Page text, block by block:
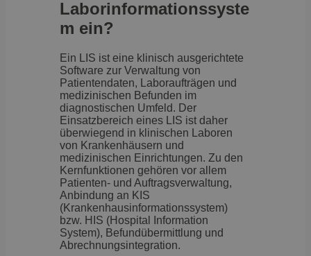
Laborinformationssyste
m ein?
Ein LIS ist eine klinisch ausgerichtete
Software zur Verwaltung von
Patientendaten, Laboraufträgen und
medizinischen Befunden im
diagnostischen Umfeld. Der
Einsatzbereich eines LIS ist daher
überwiegend in klinischen Laboren
von Krankenhäusern und
medizinischen Einrichtungen. Zu den
Kernfunktionen gehören vor allem
Patienten- und Auftragsverwaltung,
Anbindung an KIS
(Krankenhausinformationssystem)
bzw. HIS (Hospital Information
System), Befundübermittlung und
Abrechnungsintegration.